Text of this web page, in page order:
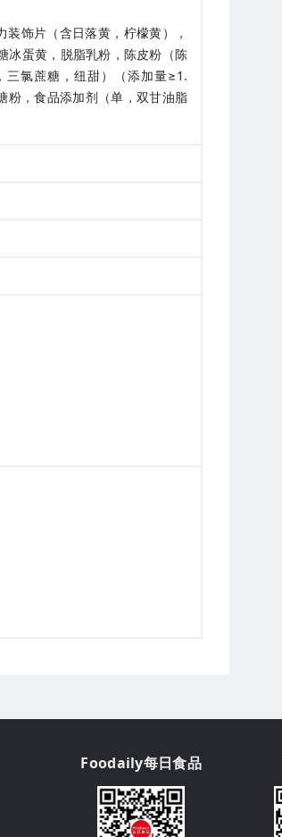
饰片（含日落黄，柠檬黄），
冰蛋黄，脱脂乳粉，陈皮粉（陈
氯蔗糖，纽甜）（添加量≥1.
粉，食品添加剂（单，双甘油脂
Foodaily每日食品